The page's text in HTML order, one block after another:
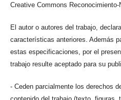
Creative Commons
El autor o autores del trabajo,
características anteriores. Además
estas especificaciones, por el
trabajo resulte aceptado para su
- Ceden parcialmente los derechos